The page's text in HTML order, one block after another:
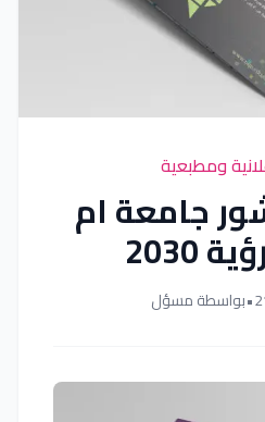
ومطبعية
جامعة ام
2030
•بواسطة مسؤل